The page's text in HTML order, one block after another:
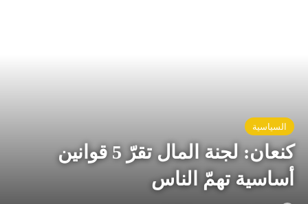
السياسية
كنعان: لجنة المال تقرّ 5 قوانين
أساسية تهمّ الناس